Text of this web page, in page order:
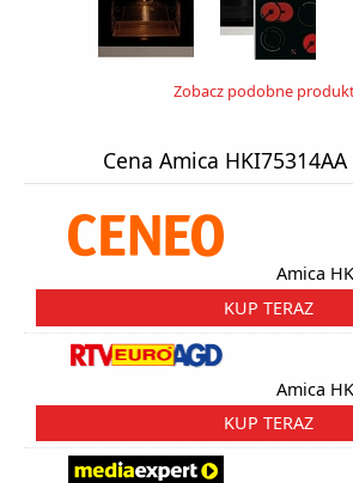
Zobacz podobne
Cena Amica
Amica
KUP TERAZ
Amica
KUP TERAZ